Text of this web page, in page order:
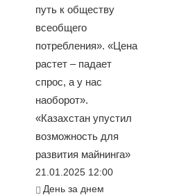
путь к обществу
всеобщего
потребления». «Цена
растет – падает
спрос, а у нас
наоборот».
«Казахстан упустил
возможность для
развития майнинга»
21.01.2025 12:00
День за днем